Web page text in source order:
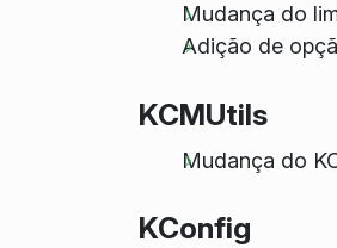
Mudança do
Adição de
KCMUtils
Mudança do
KConfig